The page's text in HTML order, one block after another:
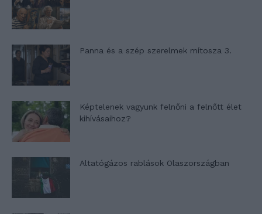
Panna és a szép szerelmek mítosza 3.
Képtelenek vagyunk felnőni a felnőtt élet
kihívásaihoz?
Altatógázos rablások Olaszországban